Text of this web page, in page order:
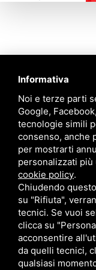
Informativa
Noi e terze parti
Google,
tecnologie simili
consenso, anche
per mostrarti
personalizzati
cookie policy.
Chiudendo
su "Rifiuta",
tecnici. Se vuoi
clicca su
acconsentire
da quelli tecnici,
qualsiasi
Contattaci
Via Quinto Bucci,
+39 0543 31536
+39 320 6635083
Links
Chi siamo
Crea il tuo profilo
Franchising
Follow Us